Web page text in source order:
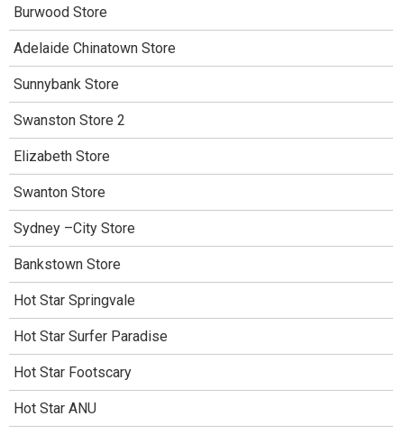
Burwood Store
Adelaide Chinatown Store
Sunnybank Store
Swanston Store 2
Elizabeth Store
Swanton Store
Sydney –City Store
Bankstown Store
Hot Star Springvale
Hot Star Surfer Paradise
Hot Star Footscary
Hot Star ANU